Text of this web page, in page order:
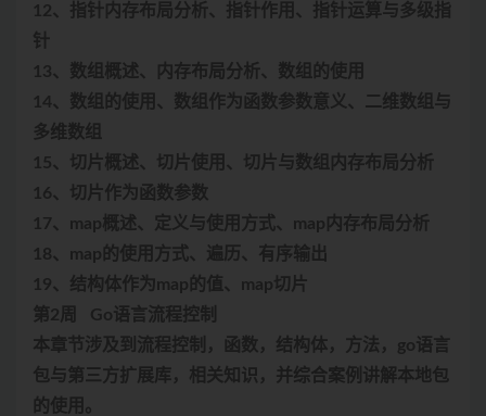
12、指针内存布局分析、指针作用、指针运算与多级指
针
13、数组概述、内存布局分析、数组的使用
14、数组的使用、数组作为函数参数意义、二维数组与
多维数组
15、切片概述、切片使用、切片与数组内存布局分析
16、切片作为函数参数
17、map概述、定义与使用方式、map内存布局分析
18、map的使用方式、遍历、有序输出
19、结构体作为map的值、map切片
第2周 Go语言流程控制
本章节涉及到流程控制，函数，结构体，方法，go语言
包与第三方扩展库，相关知识，并综合案例讲解本地包
的使用。